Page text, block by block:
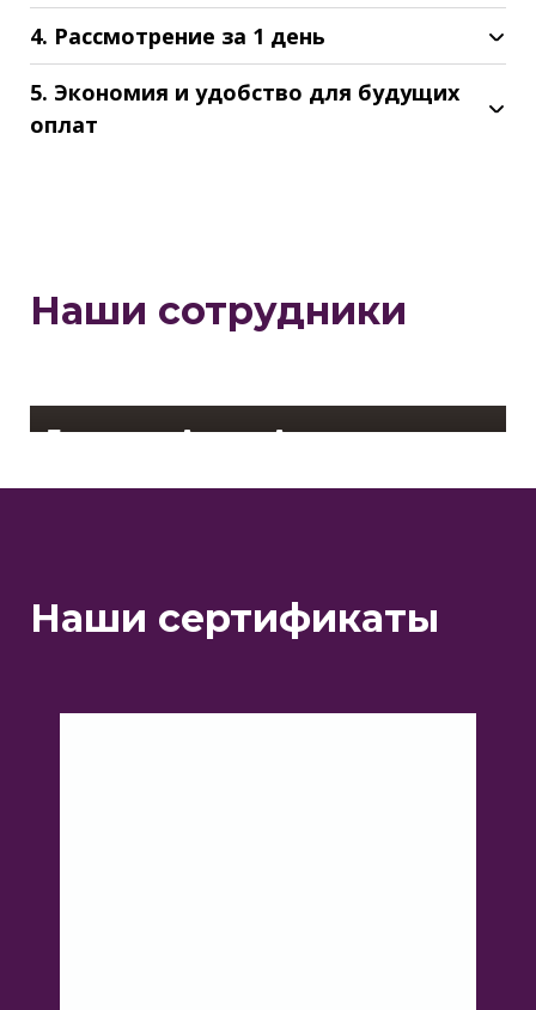
4. Рассмотрение за 1 день
5. Экономия и удобство для будущих
оплат
Наши сотрудники
Лисицин Антон Анатольевич
физических лиц
Наши сертификаты